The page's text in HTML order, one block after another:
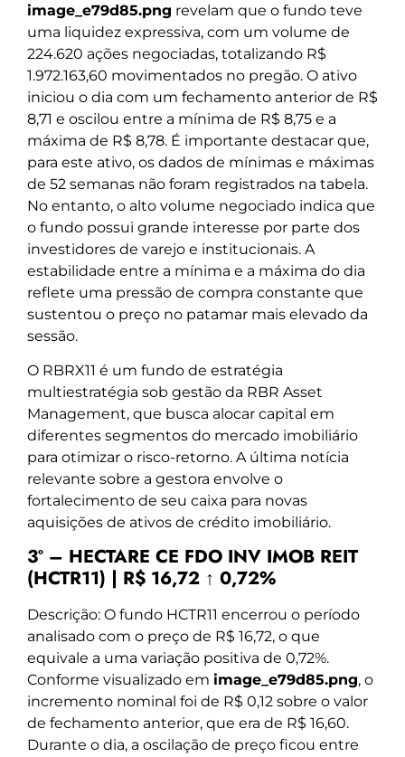
image_e79d85.png revelam que o fundo teve
uma liquidez expressiva, com um volume de
224.620 ações negociadas, totalizando R$
1.972.163,60 movimentados no pregão. O ativo
iniciou o dia com um fechamento anterior de R$
8,71 e oscilou entre a mínima de R$ 8,75 e a
máxima de R$ 8,78. É importante destacar que,
para este ativo, os dados de mínimas e máximas
de 52 semanas não foram registrados na tabela.
No entanto, o alto volume negociado indica que
o fundo possui grande interesse por parte dos
investidores de varejo e institucionais. A
estabilidade entre a mínima e a máxima do dia
reflete uma pressão de compra constante que
sustentou o preço no patamar mais elevado da
sessão.
O RBRX11 é um fundo de estratégia
multiestratégia sob gestão da RBR Asset
Management, que busca alocar capital em
diferentes segmentos do mercado imobiliário
para otimizar o risco-retorno. A última notícia
relevante sobre a gestora envolve o
fortalecimento de seu caixa para novas
aquisições de ativos de crédito imobiliário.
3º – HECTARE CE FDO INV IMOB REIT
(HCTR11) | R$ 16,72 ↑ 0,72%
Descrição: O fundo HCTR11 encerrou o período
analisado com o preço de R$ 16,72, o que
equivale a uma variação positiva de 0,72%.
Conforme visualizado em image_e79d85.png, o
incremento nominal foi de R$ 0,12 sobre o valor
de fechamento anterior, que era de R$ 16,60.
Durante o dia, a oscilação de preço ficou entre